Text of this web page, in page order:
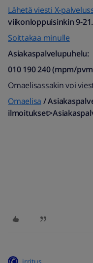
Lähetä viesti X-
viikonloppuisinkin 9-21.
Soittakaa minulle
Asiakaspalvelupuhelu:
010 190 240 (mpm/
Omaelisassakin voi
Omaelisa /